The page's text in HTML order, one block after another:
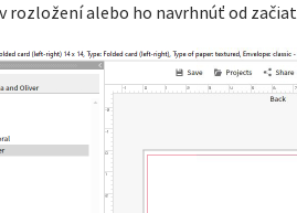
rozložení alebo ho navrhnúť od